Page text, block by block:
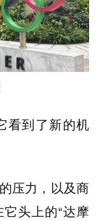
看到了新的机
压力，以及商
头上的“达摩